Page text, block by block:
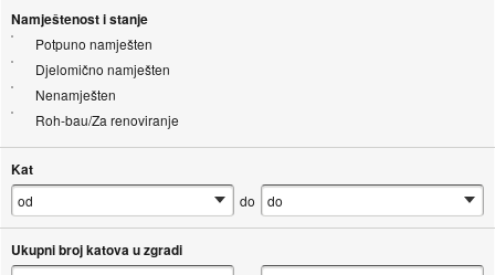
Namještenost i stanje
Potpuno namješten
Djelomično namješten
Nenamješten
Roh-bau/Za renoviranje
Kat
do
Ukupni broj katova u zgradi